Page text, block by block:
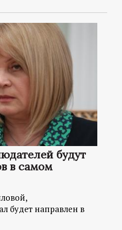
будут
в самом
будет направлен в